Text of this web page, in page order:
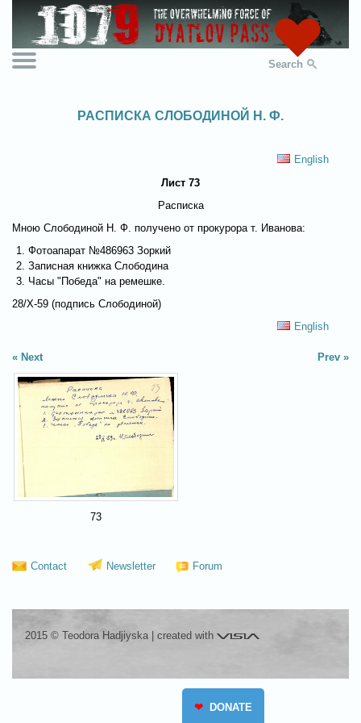
Search
РАСПИСКА СЛОБОДИНОЙ Н. Ф.
English
Лист 73
Расписка
Мною Слободиной Н. Ф. получено от прокурора т. Иванова:
Фотоапарат №486963 Зоркий
Записная книжка Слободина
Часы "Победа" на ремешке.
28/X-59 (подпись Слободиной)
English
Next Prev
73
Contact Newsletter Forum
2015 © Teodora Hadjiyska| created with Visia
❤ DONATE